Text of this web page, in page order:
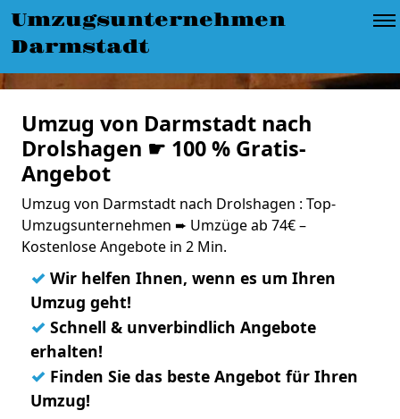
Umzugsunternehmen
Darmstadt
Umzug von Darmstadt nach
Drolshagen ☛ 100 % Gratis-
Angebot
Umzug von Darmstadt nach Drolshagen : Top-
Umzugsunternehmen ➨ Umzüge ab 74€ –
Kostenlose Angebote in 2 Min.
✓ Wir helfen Ihnen, wenn es um Ihren
Umzug geht!
✓ Schnell & unverbindlich Angebote
erhalten!
✓ Finden Sie das beste Angebot für Ihren
Umzug!